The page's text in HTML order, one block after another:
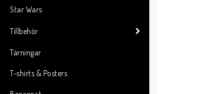
Star Wars
Tillbehör
Tärningar
T-shirts & Posters